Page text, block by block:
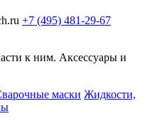
+7 (495) 481-29-67
к ним. Аксессуары и
маски Жидкости,